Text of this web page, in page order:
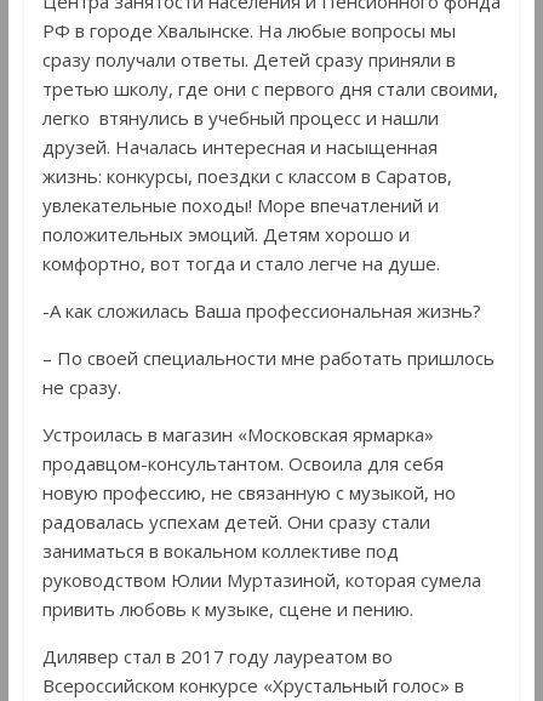
РФ в городе Хвалынске. На любые вопросы мы
сразу получали ответы. Детей сразу приняли в
третью школу, где они с первого дня стали своими,
легко втянулись в учебный процесс и нашли
друзей. Началась интересная и насыщенная
жизнь: конкурсы, поездки с классом в Саратов,
увлекательные походы! Море впечатлений и
положительных эмоций. Детям хорошо и
комфортно, вот тогда и стало легче на душе.
-А как сложилась Ваша профессиональная жизнь?
– По своей специальности мне работать пришлось
не сразу.
Устроилась в магазин «Московская ярмарка»
продавцом-консультантом. Освоила для себя
новую профессию, не связанную с музыкой, но
радовалась успехам детей. Они сразу стали
заниматься в вокальном коллективе под
руководством Юлии Муртазиной, которая сумела
привить любовь к музыке, сцене и пению.
Дилявер стал в 2017 году лауреатом во
Всероссийском конкурсе «Хрустальный голос» в